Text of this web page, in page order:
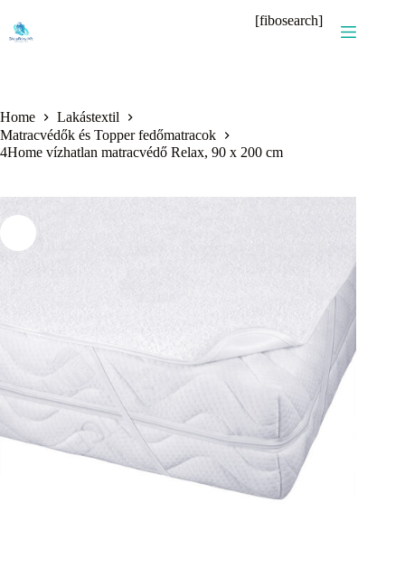
content
[fibosearch]
Home
Lakástextil
Matracvédők és Topper fedőmatracok
4Home vízhatlan matracvédő Relax, 90 x 200 cm